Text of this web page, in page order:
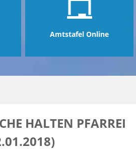
Amtstafel Online
HALTEN PFARREI